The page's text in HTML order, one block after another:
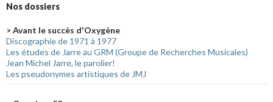
Nos dossiers
> Avant le succès d'Oxygène
Discographie de 1971 à 1977
Les études de Jarre au GRM (Groupe de Recherches Musicales)
Jean Michel Jarre, le parolier!
Les pseudonymes artistiques de JMJ